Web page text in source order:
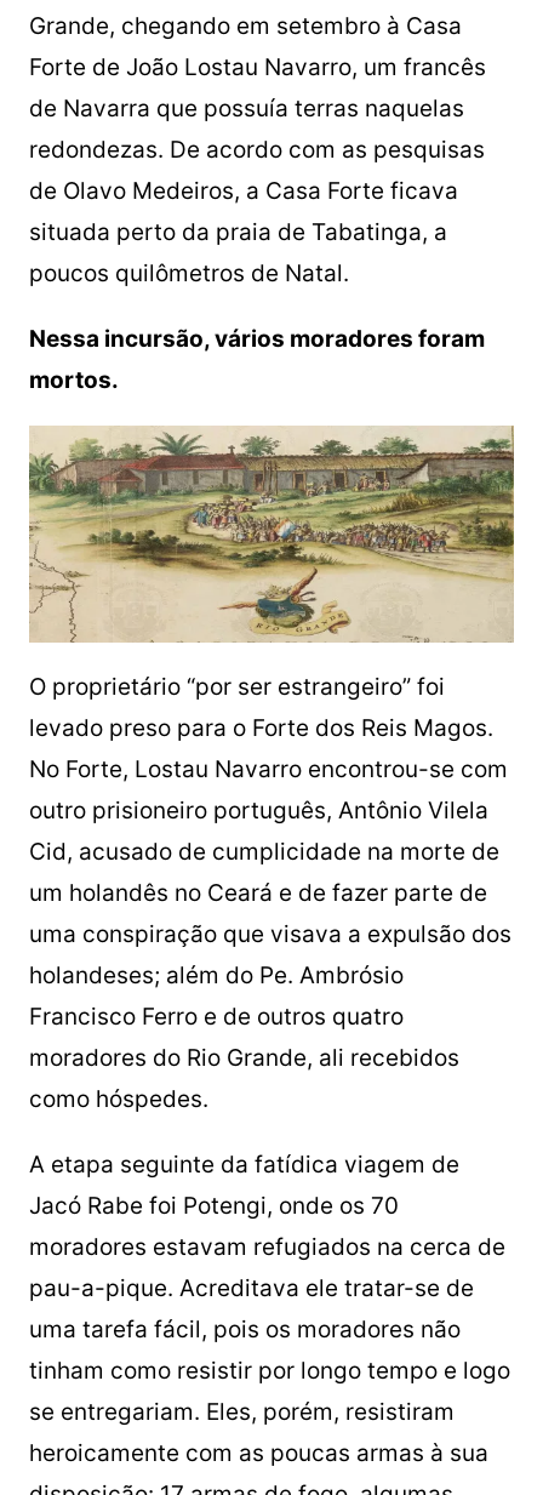
Grande, chegando em setembro à Casa
Forte de João Lostau Navarro, um francês
de Navarra que possuía terras naquelas
redondezas. De acordo com as pesquisas
de Olavo Medeiros, a Casa Forte ficava
situada perto da praia de Tabatinga, a
poucos quilômetros de Natal.
Nessa incursão, vários moradores foram
mortos.
O proprietário “por ser estrangeiro” foi
levado preso para o Forte dos Reis Magos.
No Forte, Lostau Navarro encontrou-se com
outro prisioneiro português, Antônio Vilela
Cid, acusado de cumplicidade na morte de
um holandês no Ceará e de fazer parte de
uma conspiração que visava a expulsão dos
holandeses; além do Pe. Ambrósio
Francisco Ferro e de outros quatro
moradores do Rio Grande, ali recebidos
como hóspedes.
A etapa seguinte da fatídica viagem de
Jacó Rabe foi Potengi, onde os 70
moradores estavam refugiados na cerca de
pau-a-pique. Acreditava ele tratar-se de
uma tarefa fácil, pois os moradores não
tinham como resistir por longo tempo e logo
se entregariam. Eles, porém, resistiram
heroicamente com as poucas armas à sua